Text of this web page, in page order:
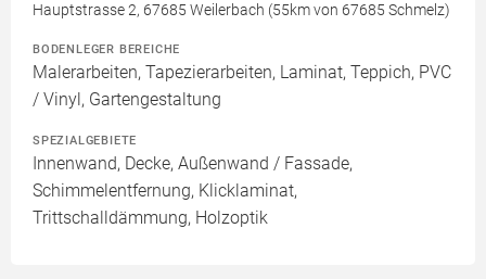
Hauptstrasse 2, 67685 Weilerbach (55km von 67685 Schmelz)
BODENLEGER BEREICHE
Malerarbeiten, Tapezierarbeiten, Laminat, Teppich, PVC
/ Vinyl, Gartengestaltung
SPEZIALGEBIETE
Innenwand, Decke, Außenwand / Fassade,
Schimmelentfernung, Klicklaminat,
Trittschalldämmung, Holzoptik